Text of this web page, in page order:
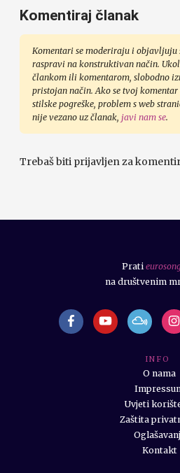
Komentiraj članak
Komentari se moderiraju i objavljuju
raspravi na konstruktivan način.
člankom ili komentarom, slobodno
pristojan način. Ako se tvoj
stilske pogreške, problem s web
nije vezano uz članak, javi nam se.
Trebaš biti prijavljen za
I N F O
O nama
Uvjeti
Zaštita
Kontakt
Prati
na društvenim